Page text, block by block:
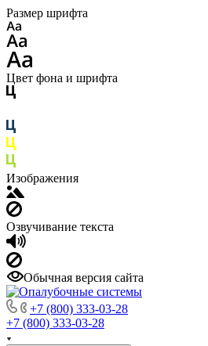
Размер шрифта
Цвет фона и шрифта
Изображения
Озвучивание текста
Обычная версия сайта
+7 (800) 333-03-28
+7 (800) 333-03-28